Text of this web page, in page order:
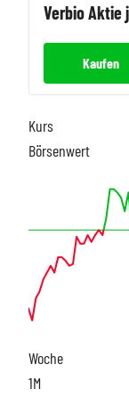
VerbioAktie
Kaufen
Kurs
Börsenwert
Woche
1M